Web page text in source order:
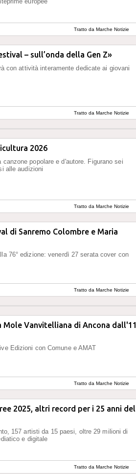
Tratto da Marche Notizie
– sull’onda della Gen Z»
con attività interamente dedicate ai giovani
Tratto da Marche Notizie
2026
popolare e d'autore. Figurano sei
alle audizioni
Tratto da Marche Notizie
di Sanremo Colombre e Maria
76° edizione: venerdì 27 serata cover con
Tratto da Marche Notizie
Mole Vanvitelliana di Ancona dall'11
Edizioni con Comune e AMAT
Tratto da Marche Notizie
2025, altri record per i 25 anni del
157 artisti da 15 paesi, oltre 29 milioni di
e digitale
Tratto da Marche Notizie